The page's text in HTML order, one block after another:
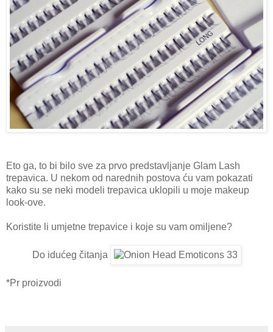
Eto ga, to bi bilo sve za prvo predstavljanje Glam Lash
trepavica. U nekom od narednih postova ću vam pokazati
kako su se neki modeli trepavica uklopili u moje makeup
look-ove.
Koristite li umjetne trepavice i koje su vam omiljene?
Do idućeg čitanja
*Pr proizvodi